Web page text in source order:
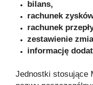
bilans,
rachunek
rachunek
zestawienie
informację
Jednostki stosujące